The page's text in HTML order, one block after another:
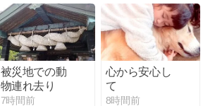
被災地での動
物連れ去り
7時間前
心から安心し
て
8時間前